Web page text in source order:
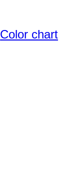
Color chart